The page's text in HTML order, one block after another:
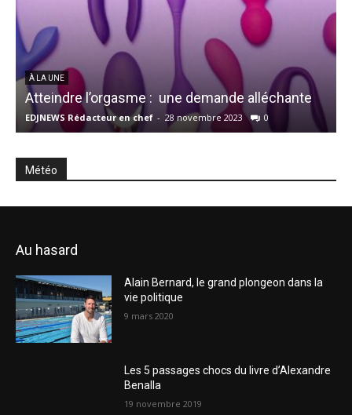
À LA UNE
Atteindre l’orgasme : une demande alléchante
EDJNEWS Rédacteur en chef - 28 novembre 2023 0
Météo
Au hasard
Alain Bernard, le grand plongeon dans la
vie politique
9 mars 2020
Les 5 passages chocs du livre d’Alexandre
Benalla
19 novembre 2019